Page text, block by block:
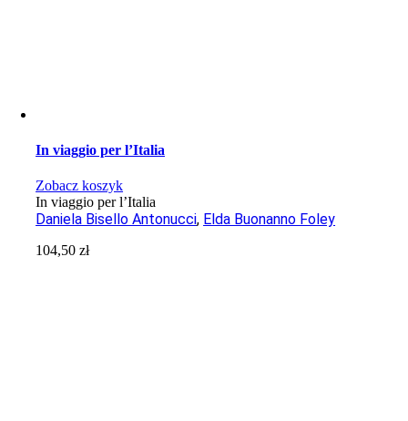
In viaggio per l’Italia
Zobacz koszyk
In viaggio per l’Italia
Daniela Bisello Antonucci, Elda Buonanno Foley
104,50zł